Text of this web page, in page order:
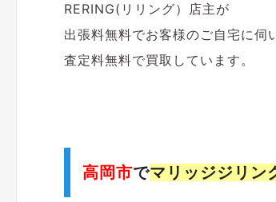
RERING(リリング）店主が
出張料無料でお客様のご自宅に伺
査定料無料で買取しています。
高岡市でマリッジジリン